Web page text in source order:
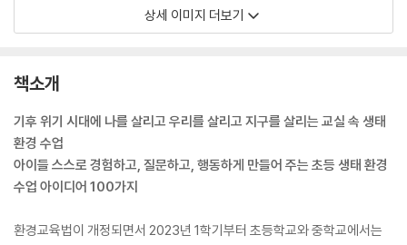
상세 이미지 더보기
책소개
기후 위기 시대에 나를 살리고 우리를 살리고 지구를 살리는 교실 속 생태
환경 수업
아이들 스스로 경험하고, 질문하고, 행동하게 만들어 주는 초등 생태 환경
수업 아이디어 100가지
환경교육법이 개정되면서 2023년 1학기부터 초등학교와 중학교에서는